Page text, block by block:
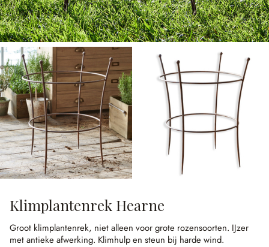
Klimplantenrek Hearne
Groot klimplantenrek, niet alleen voor grote rozensoorten. IJzer
met antieke afwerking. Klimhulp en steun bij harde wind.